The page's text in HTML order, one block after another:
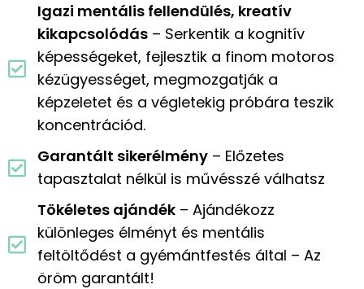
Igazi mentális fellendülés, kreatív
kikapcsolódás – Serkentik a kognitív
képességeket, fejlesztik a finom motoros
kézügyességet, megmozgatják a
képzeletet és a végletekig próbára teszik
koncentrációd.
Garantált sikerélmény – Előzetes
tapasztalat nélkül is művésszé válhatsz
Tökéletes ajándék – Ajándékozz
különleges élményt és mentális
feltöltődést a gyémántfestés által – Az
öröm garantált!